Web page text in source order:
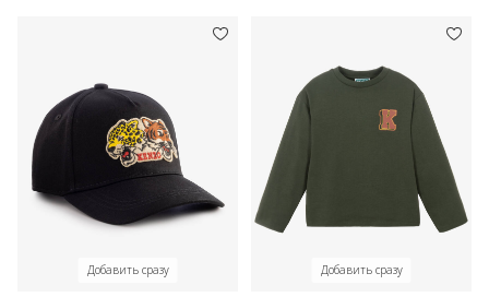
Добавить сразу Добавить сразу